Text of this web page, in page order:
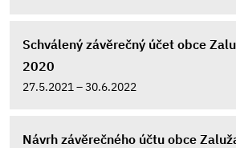
Schválený závěrečný účet obce
2020
27.5.2021 – 30.6.2022
Návrh závěrečného účtu obce